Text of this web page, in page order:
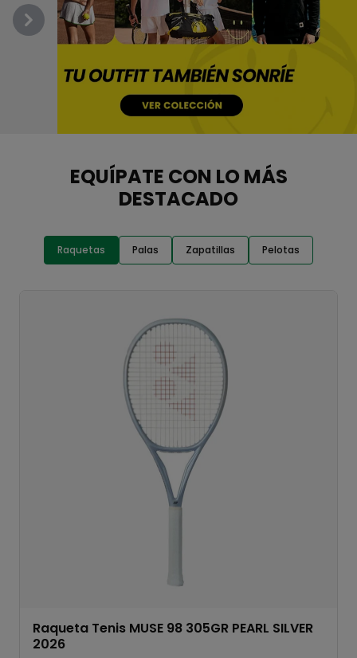
Previous
Next
EQUÍPATE CON LO MÁS
DESTACADO
Raquetas Palas Zapatillas Pelotas
Raqueta Tenis MUSE 98 305GR PEARL SILVER
2026